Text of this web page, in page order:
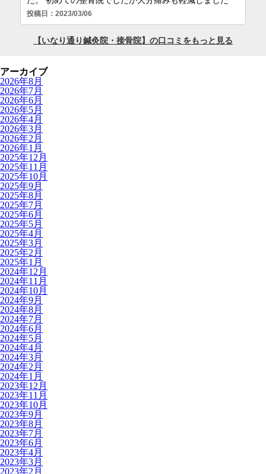
アーカイブ
2026年8月
2026年7月
2026年6月
2026年5月
2026年4月
2026年3月
2026年2月
2026年1月
2025年12月
2025年11月
2025年10月
2025年9月
2025年8月
2025年7月
2025年6月
2025年5月
2025年4月
2025年3月
2025年2月
2025年1月
2024年12月
2024年11月
2024年10月
2024年9月
2024年8月
2024年7月
2024年6月
2024年5月
2024年4月
2024年3月
2024年2月
2024年1月
2023年12月
2023年11月
2023年10月
2023年9月
2023年8月
2023年7月
2023年6月
2023年4月
2023年3月
2023年2月